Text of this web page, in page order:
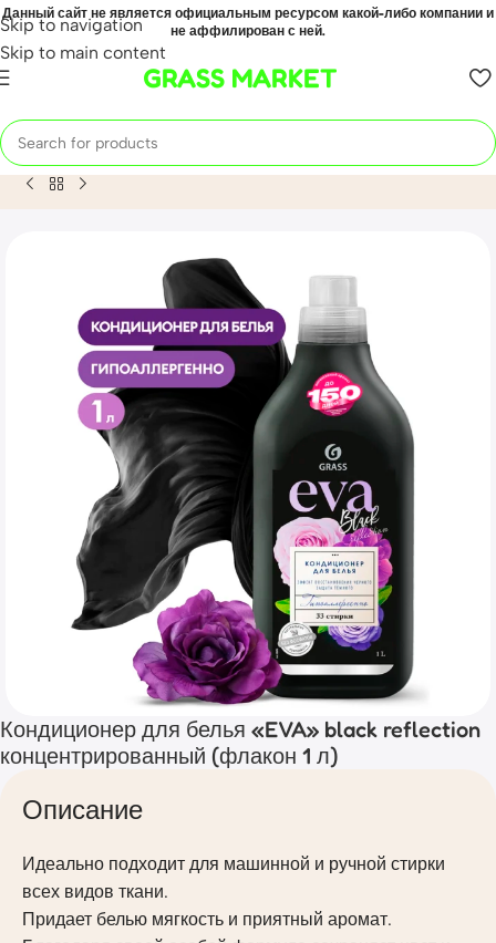
Skip to navigation
Skip to main content
Данный сайт не является официальным ресурсом какой-либо компании и
не аффилирован с ней.
GRASS MARKET
Home Mahsulot Кондиционер для белья «EVA» black
Кондиционер для белья «EVA» black reflection
концентрированный (флакон 1 л)
Описание
Идеально подходит для машинной и ручной стирки
всех видов ткани.
Придает белью мягкость и приятный аромат.